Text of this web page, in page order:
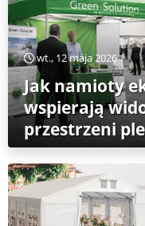
wt., 12 maja 2026
Jak namioty
wspierają
przestrzeni